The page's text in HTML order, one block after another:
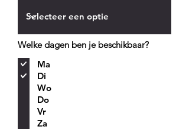
Welke dagen ben je beschikbaar?
Ma
Di
Wo
Do
Vr
Za